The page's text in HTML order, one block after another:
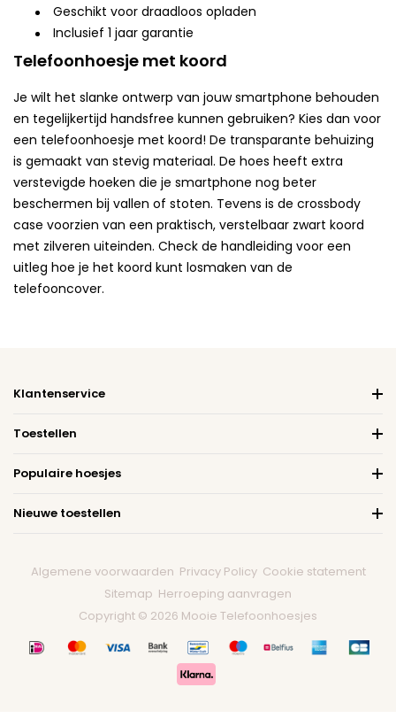
Geschikt voor draadloos opladen
Inclusief 1 jaar garantie
Telefoonhoesje met koord
Je wilt het slanke ontwerp van jouw smartphone behouden
en tegelijkertijd handsfree kunnen gebruiken? Kies dan voor
een telefoonhoesje met koord! De transparante behuizing
is gemaakt van stevig materiaal. De hoes heeft extra
verstevigde hoeken die je smartphone nog beter
beschermen bij vallen of stoten. Tevens is de crossbody
case voorzien van een praktisch, verstelbaar zwart koord
met zilveren uiteinden. Check de handleiding voor een
uitleg hoe je het koord kunt losmaken van de
telefooncover.
Klantenservice
Toestellen
Populaire hoesjes
Nieuwe toestellen
Algemene voorwaarden Privacy Policy Cookie statement
Sitemap Herroeping aanvragen
Copyright © 2026 Mooie Telefoonhoesjes